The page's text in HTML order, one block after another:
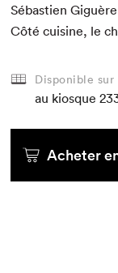
Sébastien
Côté cui­sine, le
Disponible sur
au kiosque
Acheter